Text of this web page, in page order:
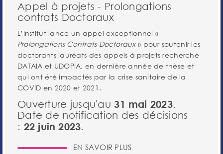
Appel à projets - Prolongations
contrats Doctoraux
L’Institut lance un appel exceptionnel «
Prolongations Contrats Doctoraux» pour soutenir les
doctorants lauréats des appels à projets recherche
DATAIA et UDOPIA, en dernière année de thèse et
qui ont été impactés par la crise sanitaire de la
COVID en 2020 et 2021.
Ouverture jusqu'au 31 mai 2023.
Date de notification des décisions
: 22 juin 2023.
EN SAVOIR PLUS